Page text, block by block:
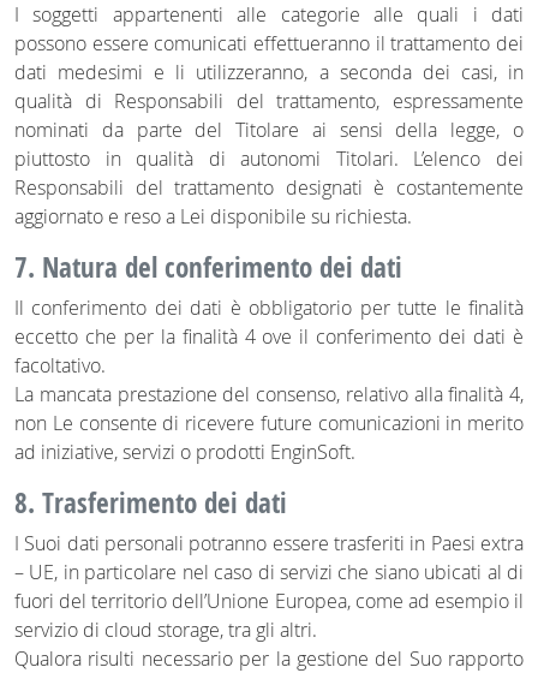
I soggetti appartenenti alle categorie alle quali i dati
possono essere comunicati effettueranno il trattamento dei
dati medesimi e li utilizzeranno, a seconda dei casi, in
qualità di Responsabili del trattamento, espressamente
nominati da parte del Titolare ai sensi della legge, o
piuttosto in qualità di autonomi Titolari. L’elenco dei
Responsabili del trattamento designati è costantemente
aggiornato e reso a Lei disponibile su richiesta.
7. Natura del conferimento dei dati
Il conferimento dei dati è obbligatorio per tutte le finalità
eccetto che per la finalità 4 ove il conferimento dei dati è
facoltativo.
La mancata prestazione del consenso, relativo alla finalità 4,
non Le consente di ricevere future comunicazioni in merito
ad iniziative, servizi o prodotti EnginSoft.
8. Trasferimento dei dati
I Suoi dati personali potranno essere trasferiti in Paesi extra
– UE, in particolare nel caso di servizi che siano ubicati al di
fuori del territorio dell’Unione Europea, come ad esempio il
servizio di cloud storage, tra gli altri.
Qualora risulti necessario per la gestione del Suo rapporto